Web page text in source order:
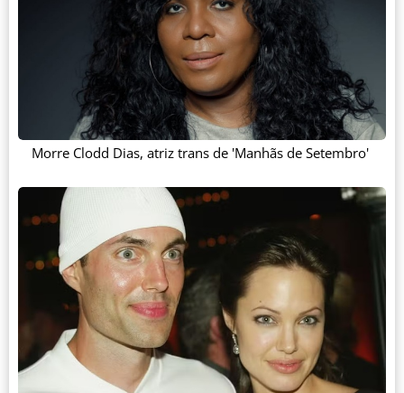
Morre Clodd Dias, atriz trans de 'Manhãs de Setembro'